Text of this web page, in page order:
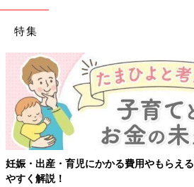
特集
妊娠・出産・育児にかかる費用やもらえ
やすく解説！